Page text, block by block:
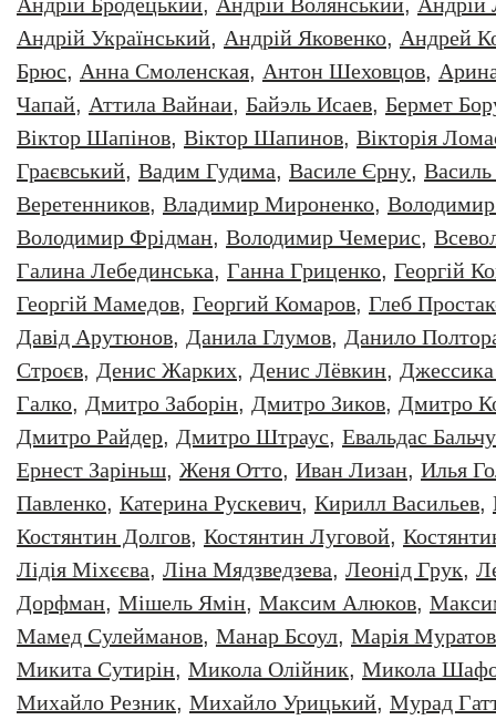
Андрій Український, Андрій Яковенко, Андрей
Брюс, Анна Смоленская, Антон Шеховцов,
Чапай, Аттила Вайнаи, Байэль Исаев, Бермет
Віктор Шапінов, Віктор Шапинов, Вікторія
Граєвський, Вадим Гудима, Василе Єрну,
Веретенников, Владимир Мироненко,
Володимир Фрідман, Володимир Чемерис,
Галина Лебединська, Ганна Гриценко, Георгiй
Георгій Мамедов, Георгий Комаров, Глеб
Давiд Арутюнов, Данила Глумов, Данило
Строєв, Денис Жарких, Денис Лёвкин,
Галко, Дмитро Заборiн, Дмитро Зиков, Дмитро
Дмитро Райдер, Дмитро Штраус, Евальдас
Ернест Заріньш, Женя Отто, Иван Лизан, Илья
Павленко, Катерина Рускевич, Кирилл Васильев,
Костянтин Долгов, Костянтин Луговой,
Лідія Міхєєва, Ліна Мядзведзева, Леонiд Грук,
Дорфман, Мішель Ямін, Максим Алюков,
Мамед Сулейманов, Манар Бсоул, Марія
Микита Сутирін, Микола Олійник, Микола
Михайло Резник, Михайло Урицький, Мурад